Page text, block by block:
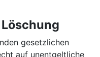
gesetzlichen
auf unentgeltliche